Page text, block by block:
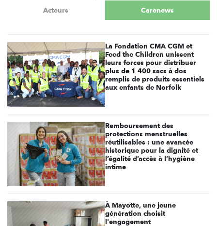
Acteurs Carenews
La Fondation CMA CGM et
Feed the Children unissent
leurs forces pour distribuer
plus de 1 400 sacs à dos
remplis de produits essentiels
aux enfants de Norfolk
Remboursement des
protections menstruelles
réutilisables : une avancée
historique pour la dignité et
l’égalité d’accès à l’hygiène
intime
À Mayotte, une jeune
génération choisit
l'engagement